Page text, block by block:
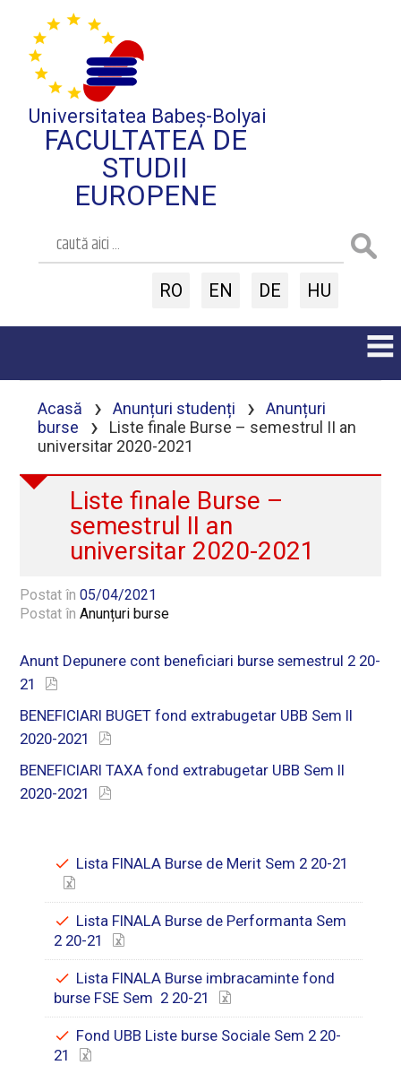
Universitatea Babeș-Bolyai
FACULTATEA DE
STUDII
EUROPENE
RO EN DE HU
Acasă › Anunțuri studenți ›
Anunțuri
burse
›
Liste finale Burse – semestrul II an
universitar 2020-2021
Liste finale Burse –
semestrul II an
universitar 2020-2021
Postat în05/04/2021
Postat înAnunțuri burse
Anunt Depunere cont beneficiari burse semestrul 2 20-
21
BENEFICIARI BUGET fond extrabugetar UBB Sem II
2020-2021
BENEFICIARI TAXA fond extrabugetar UBB Sem II
2020-2021
Lista FINALA Burse de Merit Sem 2 20-21
Lista FINALA Burse de Performanta Sem
2 20-21
Lista FINALA Burse imbracaminte fond
burse FSE Sem 2 20-21
Fond UBB Liste burse Sociale Sem 2 20-
21